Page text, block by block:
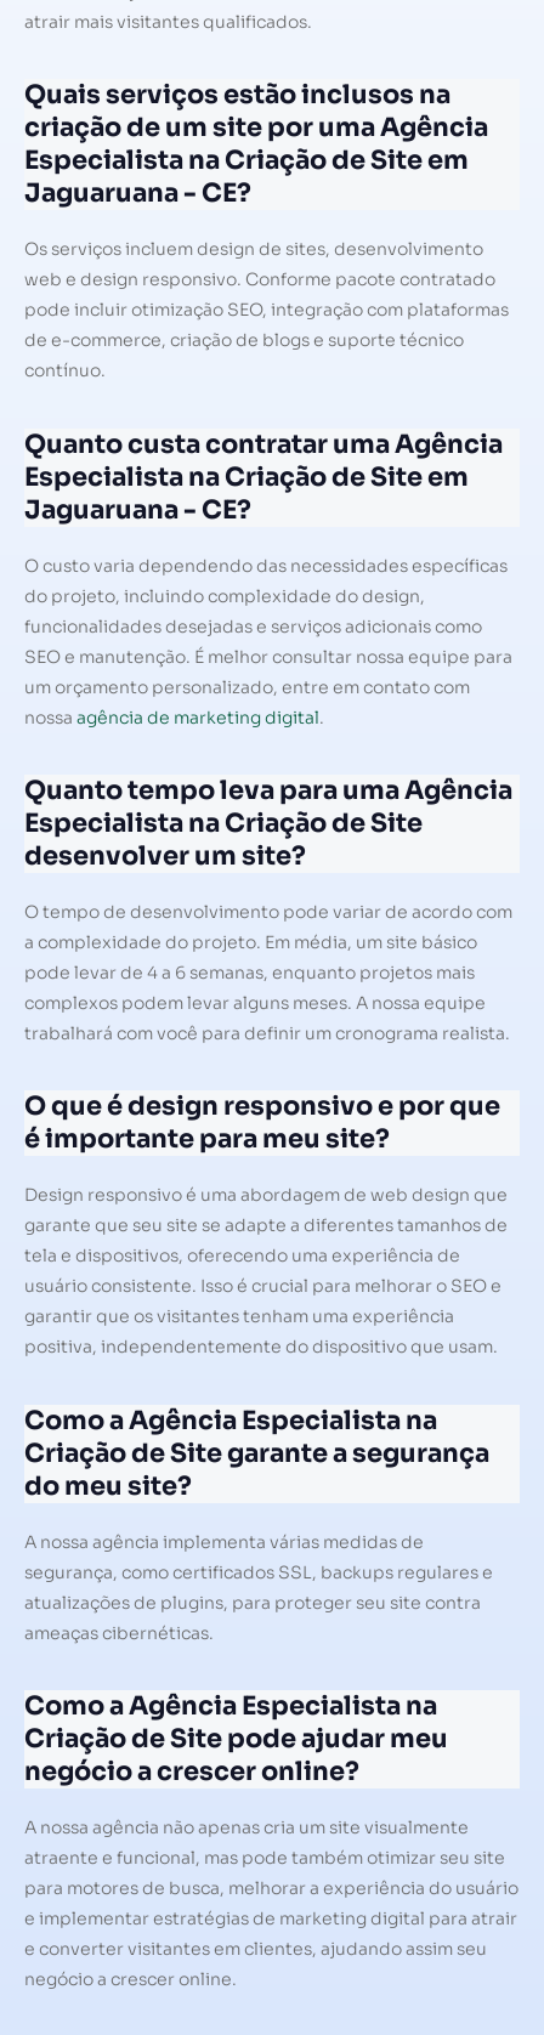
atrair mais visitantes qualificados.
Quais serviços estão inclusos na
criação de um site por uma Agência
Especialista na Criação de Site em
Jaguaruana - CE?
Os serviços incluem design de sites, desenvolvimento
web e design responsivo. Conforme pacote contratado
pode incluir otimização SEO, integração com plataformas
de e-commerce, criação de blogs e suporte técnico
contínuo.
Quanto custa contratar uma Agência
Especialista na Criação de Site em
Jaguaruana - CE?
O custo varia dependendo das necessidades específicas
do projeto, incluindo complexidade do design,
funcionalidades desejadas e serviços adicionais como
SEO e manutenção. É melhor consultar nossa equipe para
um orçamento personalizado, entre em contato com
nossa agência de marketing digital.
Quanto tempo leva para uma Agência
Especialista na Criação de Site
desenvolver um site?
O tempo de desenvolvimento pode variar de acordo com
a complexidade do projeto. Em média, um site básico
pode levar de 4 a 6 semanas, enquanto projetos mais
complexos podem levar alguns meses. A nossa equipe
trabalhará com você para definir um cronograma realista.
O que é design responsivo e por que
é importante para meu site?
Design responsivo é uma abordagem de web design que
garante que seu site se adapte a diferentes tamanhos de
tela e dispositivos, oferecendo uma experiência de
usuário consistente. Isso é crucial para melhorar o SEO e
garantir que os visitantes tenham uma experiência
positiva, independentemente do dispositivo que usam.
Como a Agência Especialista na
Criação de Site garante a segurança
do meu site?
A nossa agência implementa várias medidas de
segurança, como certificados SSL, backups regulares e
atualizações de plugins, para proteger seu site contra
ameaças cibernéticas.
Como a Agência Especialista na
Criação de Site pode ajudar meu
negócio a crescer online?
A nossa agência não apenas cria um site visualmente
atraente e funcional, mas pode também otimizar seu site
para motores de busca, melhorar a experiência do usuário
e implementar estratégias de marketing digital para atrair
e converter visitantes em clientes, ajudando assim seu
negócio a crescer online.